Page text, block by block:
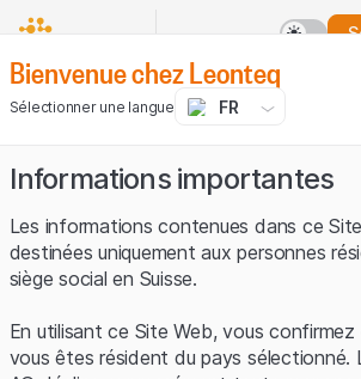
Bienvenue chez Leonteq
Sélectionner une langue FR
Informations importantes
Les informations contenues dans ce
destinées uniquement aux personnes
siège social en Suisse.
En utilisant ce Site Web, vous confirmez
vous êtes résident du pays sélectionné.